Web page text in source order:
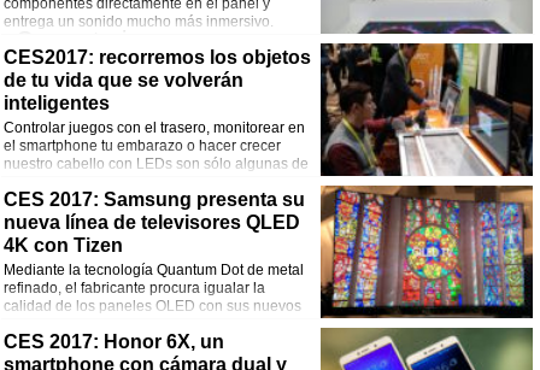
componentes directamente en el panel y
entrega un sonido mucho más inmersivo.
¡Comparte esta noticia!
Facebook
Twitter
WhatsApp
Email
CES2017: recorremos los objetos
de tu vida que se volverán
inteligentes
Controlar juegos con el trasero, monitorear en
el smartphone tu embarazo o hacer crecer
nuestro cabello con LEDs son sólo algunas de
Comentarios
¡Comparte esta noticia!
Facebook
Twitter
WhatsApp
Email
CES 2017: Samsung presenta su
nueva línea de televisores QLED
4K con Tizen
Mediante la tecnología Quantum Dot de metal
refinado, el fabricante procura igualar la
calidad de los paneles OLED con sus nuevos
Comentarios
CES 2017: Honor 6X, un
smartphone con cámara dual y